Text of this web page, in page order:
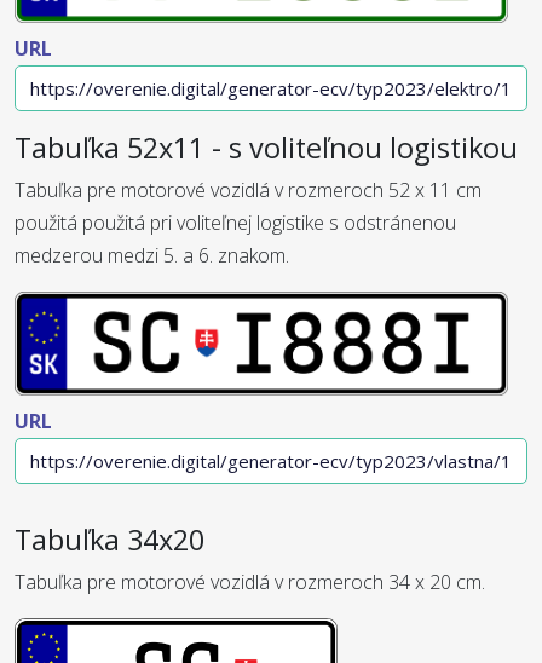
URL
Tabuľka 52x11 - s voliteľnou logistikou
Tabuľka pre motorové vozidlá v rozmeroch 52 x 11 cm
použitá použitá pri voliteľnej logistike s odstránenou
medzerou medzi 5. a 6. znakom.
URL
Tabuľka 34x20
Tabuľka pre motorové vozidlá v rozmeroch 34 x 20 cm.